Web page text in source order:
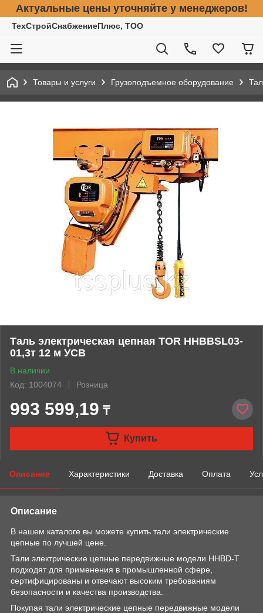
Актуальные цены уточняйте у менеджеров!
ТехСтройСнабжениеПлюс, ТОО
Товары и услуги Грузоподъемное оборудование
Таль электрическая цепная TOR HHBBSL03-
01,3т 12 м УСВ
В наличии
Код: 1004074
Розница
993 599,19 ₸
Купить
Описание Характеристики Доставка Оплата
Описание
В нашем каталоге вы можете купить тали электрические
цепные по лучшей цене.
Тали электрические цепные передвижные модели HHBD-T
подходят для применения в промышленной сфере,
сертифицированы и отвечают высоким требованиям
безопасности и качества производства.
Покупая тали электрические цепные передвижные модели